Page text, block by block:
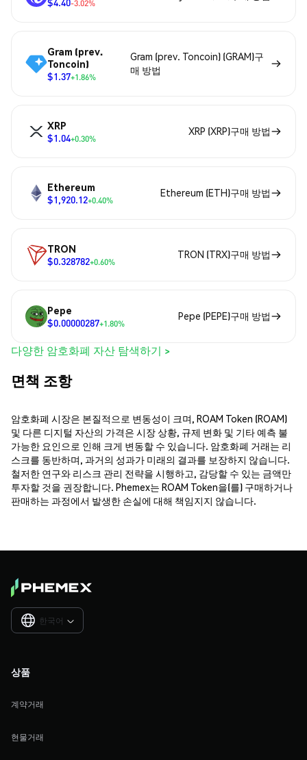
-3.02%
Gram (prev.
Toncoin)
$1.37+1.86%
Gram (prev. Toncoin) (GRAM)구
매 방법
XRP
$1.04+0.30%
XRP (XRP)구매 방법
Ethereum
$1,920.12+0.40%
Ethereum (ETH)구매 방법
TRON
$0.328782+0.60%
TRON (TRX)구매 방법
Pepe
$0.00000287+1.80%
Pepe (PEPE)구매 방법
다양한 암호화폐 자산 탐색하기 >
면책 조항
암호화폐 시장은 본질적으로 변동성이 크며, ROAM Token (ROAM)
및 다른 디지털 자산의 가격은 시장 상황, 규제 변화 및 기타 예측 불
가능한 요인으로 인해 크게 변동할 수 있습니다. 암호화폐 거래는 리
스크를 동반하며, 과거의 성과가 미래의 결과를 보장하지 않습니다.
철저한 연구와 리스크 관리 전략을 시행하고, 감당할 수 있는 금액만
투자할 것을 권장합니다. Phemex는 ROAM Token을(를) 구매하거나
판매하는 과정에서 발생한 손실에 대해 책임지지 않습니다.
한국어 
상품
계약거래
현물거래